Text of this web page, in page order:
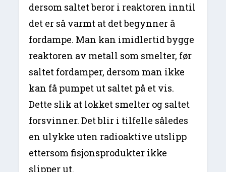
dersom saltet beror i reaktoren inntil
det er så varmt at det begynner å
fordampe. Man kan imidlertid bygge
reaktoren av metall som smelter, før
saltet fordamper, dersom man ikke
kan få pumpet ut saltet på et vis.
Dette slik at lokket smelter og saltet
forsvinner. Det blir i tilfelle således
en ulykke uten radioaktive utslipp
ettersom fisjonsprodukter ikke
slipper ut.